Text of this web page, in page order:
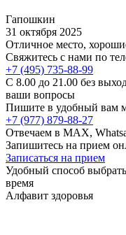
Гапошкин
31 октября 2025
Отличное место,
Свяжитесь с нами по
+7 (495) 735-88-99
C 8.00 до 21.00 без
ваши вопросы
Пишите в удобный вам
+7 (977) 879-88-27
Отвечаем в MAX,
Запишитесь на прием
Записаться на прием
Удобный способ
время
Алфавит здоровья